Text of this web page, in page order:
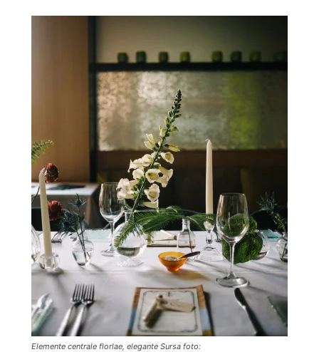
Elemente centrale florlae, elegante Sursa foto: